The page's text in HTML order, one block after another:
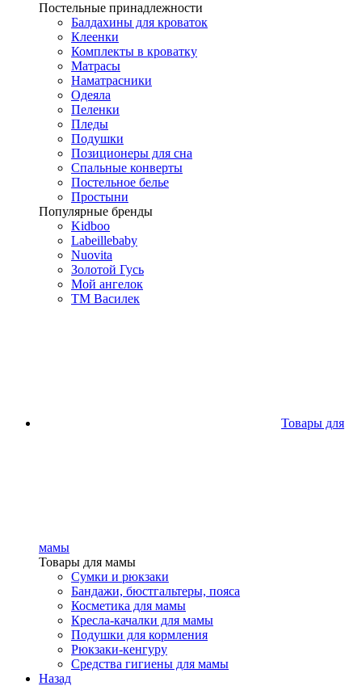
Постельные принадлежности
Балдахины для кроваток
Клеенки
Комплекты в кроватку
Матрасы
Наматрасники
Одеяла
Пеленки
Пледы
Подушки
Позиционеры для сна
Спальные конверты
Постельное белье
Простыни
Популярные бренды
Kidboo
Labeillebaby
Nuovita
Золотой Гусь
Мой ангелок
ТМ Василек
Товары для
мамы
Товары для мамы
Сумки и рюкзаки
Бандажи, бюстгальтеры, пояса
Косметика для мамы
Кресла-качалки для мамы
Подушки для кормления
Рюкзаки-кенгуру
Средства гигиены для мамы
Назад